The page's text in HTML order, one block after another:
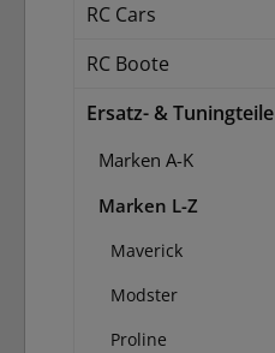
RC Cars
RC Boote
Ersatz- & Tuningteile
Marken A-K
Marken L-Z
Maverick
Modster
Proline